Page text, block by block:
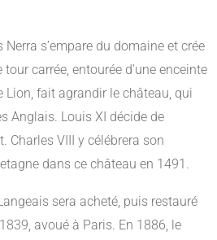
s’empare du domaine et crée
carrée, entourée d’une enceinte
fait agrandir le château, qui
Anglais. Louis XI décide de
Charles VIII y célébrera son
dans ce château en 1491.
sera acheté, puis restauré
avoué à Paris. En 1886, le